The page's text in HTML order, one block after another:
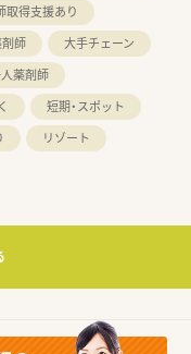
取得支援あり
師
大手チェーン
薬剤師
短期・スポット
リゾート